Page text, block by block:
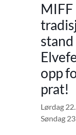
MIFF
stand
opp
prat!
Lørdag
Søndag